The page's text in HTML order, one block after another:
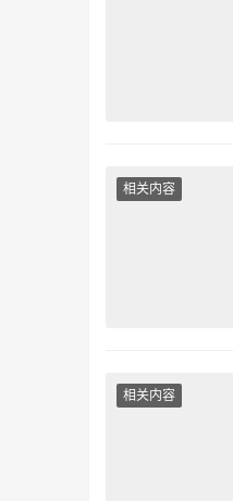
相关内容
相关内容